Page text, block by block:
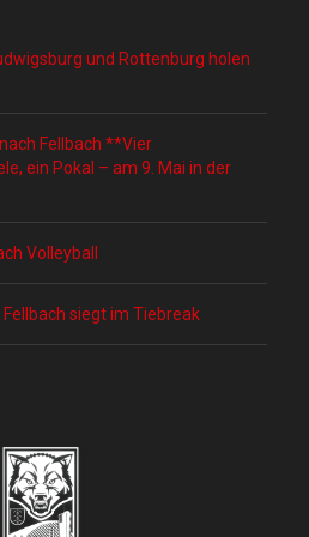
und Rottenburg holen
Fellbach **Vier
ein Pokal – am 9. Mai in der
Volleyball
siegt im Tiebreak